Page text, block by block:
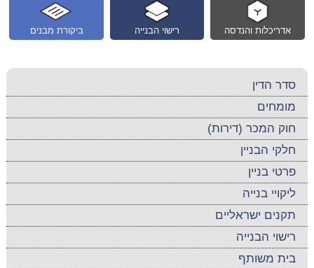
ביקורת מבנים רישוי הבנייה אדריכלות והנדסה
סדר הדין
מומחים
חוק המכר (דירות)
חלקי הבניין
פרטי בניין
ליקויי בנייה
תקנים ישראליים
רישוי הבנייה
בית משותף